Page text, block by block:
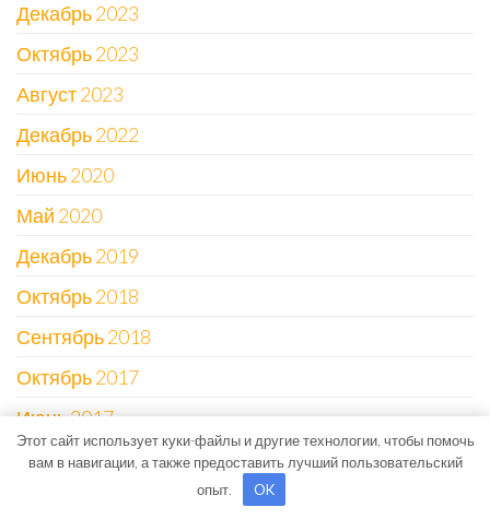
Декабрь 2023
Октябрь 2023
Август 2023
Декабрь 2022
Июнь 2020
Май 2020
Декабрь 2019
Октябрь 2018
Сентябрь 2018
Октябрь 2017
Июнь 2017
Май 2017
Этот сайт использует куки-файлы и другие технологии, чтобы помочь
вам в навигации, а также предоставить лучший пользовательский
опыт.
OK